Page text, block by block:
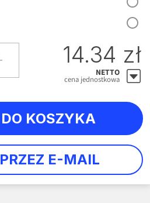
14.34 zł
NETTO
cena jednostkowa
PRZEZ E-MAIL
DO KOSZYKA